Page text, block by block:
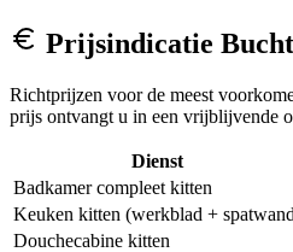
Prijsindicatie
Richtprijzen voor de meest
prijs ontvangt u in een vrijblijvende
Dienst
Badkamer compleet kitten
Keuken kitten (werkblad +
Douchecabine kitten